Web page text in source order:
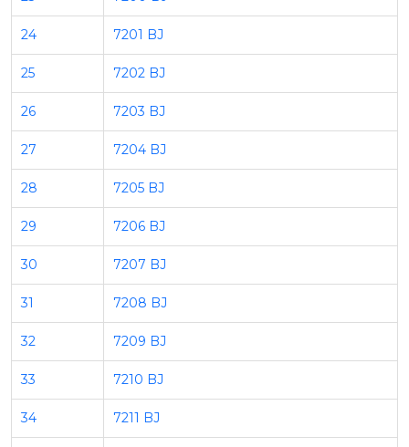
24 7201 BJ
25 7202 BJ
26 7203 BJ
27 7204 BJ
28 7205 BJ
29 7206 BJ
30 7207 BJ
31 7208 BJ
32 7209 BJ
33 7210 BJ
34 7211 BJ